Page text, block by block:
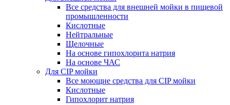
Все средства для внешней мойки в пищевой
промышленности
Кислотные
Нейтральные
Щелочные
На основе гипохлорита натрия
На основе ЧАС
Для CIP мойки
Все моющие средства для CIP мойки
Кислотные
Гипохлорит натрия